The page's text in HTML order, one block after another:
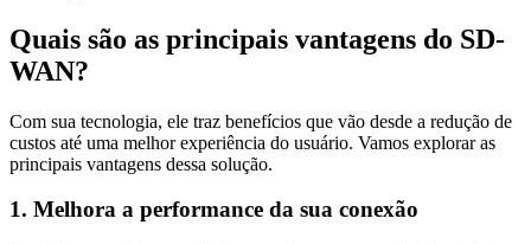
Quais são as principais vantagens do SD-
WAN?
Com sua tecnologia, ele traz benefícios que vão desde a redução de
custos até uma melhor experiência do usuário. Vamos explorar as
principais vantagens dessa solução.
1. Melhora a performance da sua conexão